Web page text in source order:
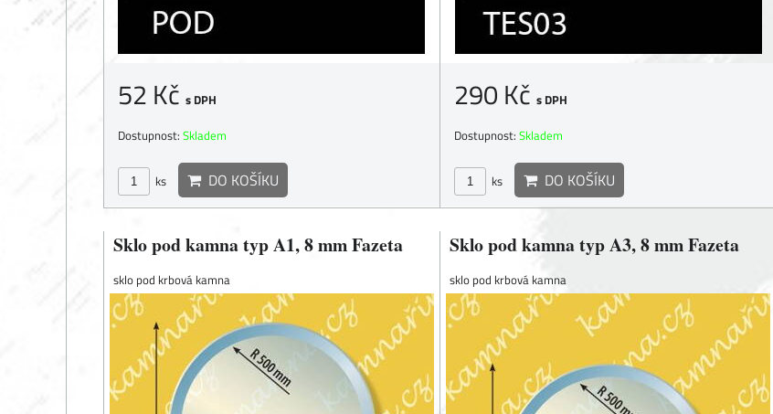
52 Kč s DPH
Dostupnost: Skladem
ks DO KOŠÍKU
290 Kč s DPH
Dostupnost: Skladem
ks DO KOŠÍKU
Sklo pod kamna typ A1, 8 mm Fazeta
sklo pod krbová kamna
Sklo pod kamna typ A3, 8 mm Fazeta
sklo pod krbová kamna